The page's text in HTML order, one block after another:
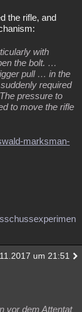
the rifle, and
with
the bolt. …
pull … in the
required
pressure to
to move the rifle
marksman-
um 21:51
vor dem Attentat